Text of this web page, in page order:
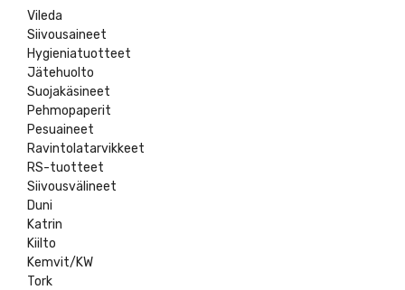
Vileda
Siivousaineet
Hygieniatuotteet
Jätehuolto
Suojakäsineet
Pehmopaperit
Pesuaineet
Ravintolatarvikkeet
RS-tuotteet
Siivousvälineet
Duni
Katrin
Kiilto
Kemvit/KW
Tork